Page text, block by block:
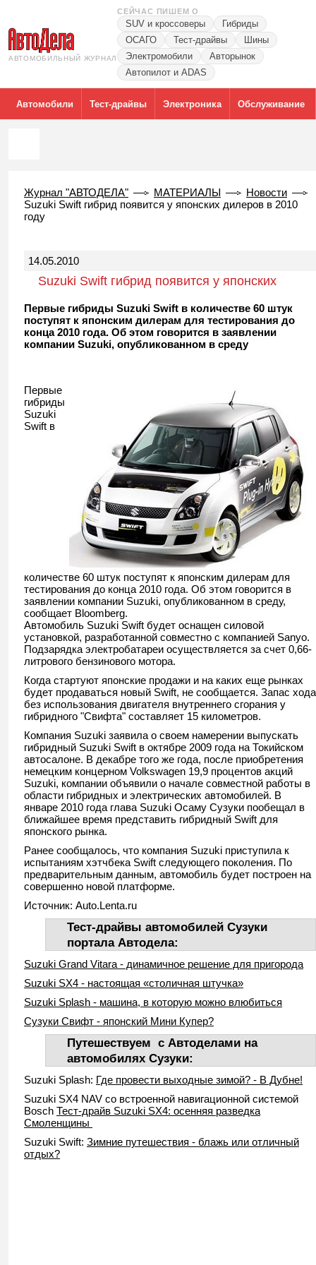
АВТОМОБИЛЬНЫЙ ЖУРНАЛ
СЕЙЧАС ПИШЕМ О
SUV и кроссоверы
Гибриды
ОСАГО
Тест-драйвы
Шины
Электромобили
Авторынок
Автопилот и ADAS
Автомобили Тест-драйвы Электроника Обслуживание
Журнал "АВТОДЕЛА" МАТЕРИАЛЫ
Новости
Suzuki Swift гибрид появится у японских дилеров в 2010
году
14.05.2010
Suzuki Swift гибрид появится у японских
дилеров в 2010 году
Первые гибриды Suzuki Swift в количестве 60 штук
поступят к японским дилерам для тестирования до
конца 2010 года. Об этом говорится в заявлении
компании Suzuki, опубликованном в среду
Первые
гибриды
Suzuki
Swift в
количестве 60 штук поступят к японским дилерам для
тестирования до конца 2010 года. Об этом говорится в
заявлении компании Suzuki, опубликованном в среду,
сообщает Bloomberg.
Автомобиль Suzuki Swift будет оснащен силовой
установкой, разработанной совместно с компанией Sanyo.
Подзарядка электробатареи осуществляется за счет 0,66-
литрового бензинового мотора.
Когда стартуют японские продажи и на каких еще рынках
будет продаваться новый Swift, не сообщается. Запас хода
без использования двигателя внутреннего сгорания у
гибридного "Свифта" составляет 15 километров.
Компания Suzuki заявила о своем намерении выпускать
гибридный Suzuki Swift в октябре 2009 года на Токийском
автосалоне. В декабре того же года, после приобретения
немецким концерном Volkswagen 19,9 процентов акций
Suzuki, компании объявили о начале совместной работы в
области гибридных и электрических автомобилей. В
январе 2010 года глава Suzuki Осаму Сузуки пообещал в
ближайшее время представить гибридный Swift для
японского рынка.
Ранее сообщалось, что компания Suzuki приступила к
испытаниям хэтчбека Swift следующего поколения. По
предварительным данным, автомобиль будет построен на
совершенно новой платформе.
Источник: Auto.Lenta.ru
Тест-драйвы автомобилей Сузуки
портала Автодела:
Suzuki Grand Vitara - динамичное решение для пригорода
Suzuki SX4 - настоящая «столичная штучка»
Suzuki Splash - машина, в которую можно влюбиться
Сузуки Свифт - японский Мини Купер?
Путешествуем с Автоделами на
автомобилях Сузуки:
Suzuki Splash: Где провести выходные зимой? - В Дубне!
Suzuki SX4 NAV со встроенной навигационной системой
Bosch Тест-драйв Suzuki SX4: осенняя разведка
Смоленщины
Suzuki Swift: Зимние путешествия - блажь или отличный
отдых?